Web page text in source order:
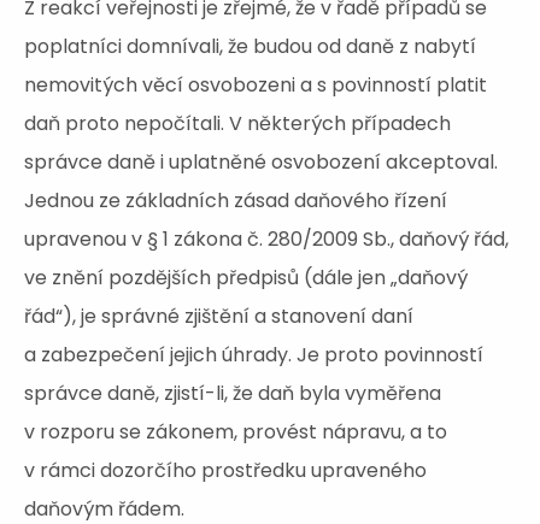
Z reakcí veřejnosti je zřejmé, že v řadě případů se
poplatníci domnívali, že budou od daně z nabytí
nemovitých věcí osvobozeni a s povinností platit
daň proto nepočítali. V některých případech
správce daně i uplatněné osvobození akceptoval.
Jednou ze základních zásad daňového řízení
upravenou v § 1 zákona č. 280/2009 Sb., daňový řád,
ve znění pozdějších předpisů (dále jen „daňový
řád“), je správné zjištění a stanovení daní
a zabezpečení jejich úhrady. Je proto povinností
správce daně, zjistí-li, že daň byla vyměřena
v rozporu se zákonem, provést nápravu, a to
v rámci dozorčího prostředku upraveného
daňovým řádem.